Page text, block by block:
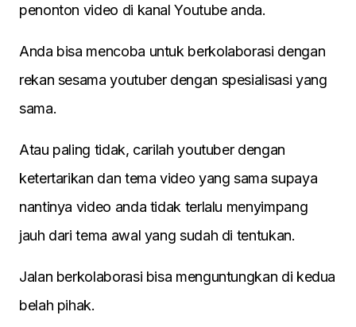
penonton video di kanal Youtube anda.
Anda bisa mencoba untuk berkolaborasi dengan
rekan sesama youtuber dengan spesialisasi yang
sama.
Atau paling tidak, carilah youtuber dengan
ketertarikan dan tema video yang sama supaya
nantinya video anda tidak terlalu menyimpang
jauh dari tema awal yang sudah di tentukan.
Jalan berkolaborasi bisa menguntungkan di kedua
belah pihak.